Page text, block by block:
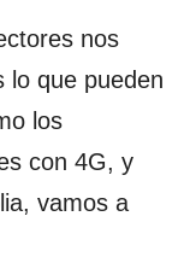
nos
lo que pueden
los
con 4G, y
vamos a